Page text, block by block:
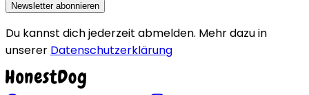
Newsletter abonnieren
Du kannst dich jederzeit abmelden. Mehr dazu in
unserer Datenschutzerklärung